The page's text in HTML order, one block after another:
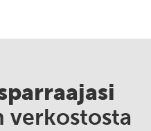
verkostosta